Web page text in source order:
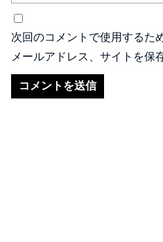
次回のコメントで使用するた
メールアドレス、サイトを保